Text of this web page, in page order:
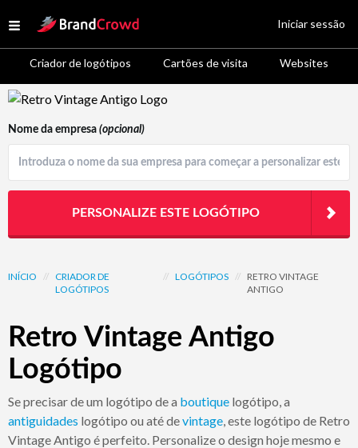
Open menu
Site Logo
Criador de logótipos Cartões de visita Websites
Iniciar sessão
Logo Template Preview
INÍCIO // CRIADOR DE
LOGÓTIPOS
// LOGÓTIPOS //
RETRO VINTAGE
ANTIGO
Retro Vintage Antigo
Logótipo
Se precisar de um logótipo de a boutique logótipo, a
antiguidades logótipo ou até devintage, este logótipo de Retro
Vintage Antigo é perfeito. Personalize o design hoje mesmo e
Nome da empresa (opcional)
PERSONALIZE ESTE LOGÓTIPO